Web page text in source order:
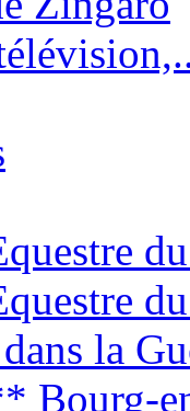
la
Bourg-